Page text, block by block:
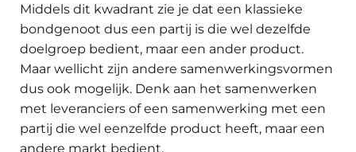
Middels dit kwadrant zie je dat een klassieke
bondgenoot dus een partij is die wel dezelfde
doelgroep bedient, maar een ander product.
Maar wellicht zijn andere samenwerkingsvormen
dus ook mogelijk. Denk aan het samenwerken
met leveranciers of een samenwerking met een
partij die wel eenzelfde product heeft, maar een
andere markt bedient.